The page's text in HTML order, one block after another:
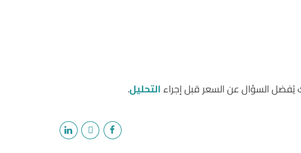
يُفضل السؤال عن السعر قبل إجراءالتحليل.